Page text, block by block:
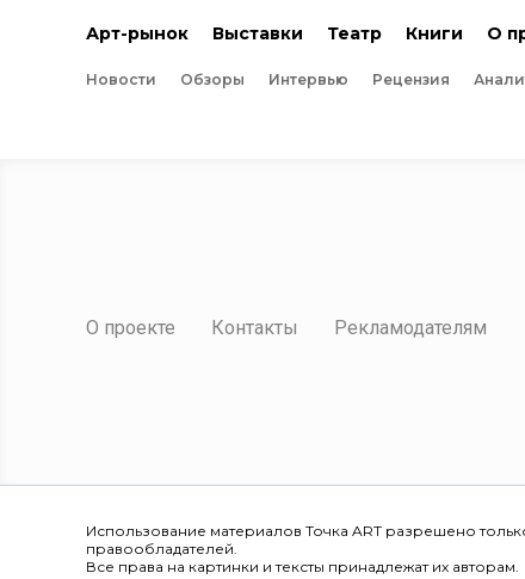
Арт-рынок Выставки Театр Книги О
Новости Обзоры Интервью Рецензия
О проекте Контакты Рекламодателям
Использование материалов Точка ART разрешено
правообладателей.
Все права на картинки и тексты принадлежат их авторам.